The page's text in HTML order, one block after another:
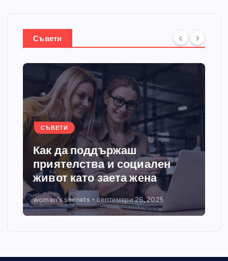
Съвети
СЪВЕТИ
Как да поддържаш
приятелства и социален
живот като заета жена
women's secrets септември 26, 2025